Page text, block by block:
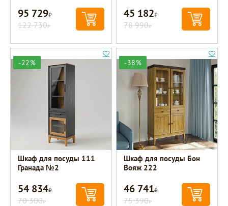
95 729Р
122 730Р
45 182Р
78 990Р
-22%
Шкаф для посуды 111
Гранада №2
54 834Р
70 300Р
-38%
Шкаф для посуды Бон
Вояж 222
46 741Р
75 390Р